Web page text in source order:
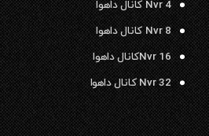
Nvr 4 کانال داهوا
Nvr 8 کانال داهوا
Nvr 16کانال داهوا
Nvr 32 کانال داهوا